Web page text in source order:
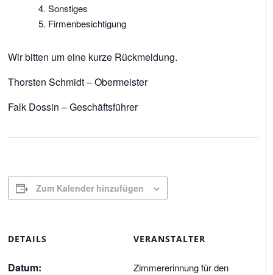
Sonstiges
Firmenbesichtigung
Wir bitten um eine kurze Rückmeldung.
Thorsten Schmidt – Obermeister
Falk Dossin – Geschäftsführer
Zum Kalender hinzufügen
DETAILS
Datum:
VERANSTALTER
Zimmererinnung für den